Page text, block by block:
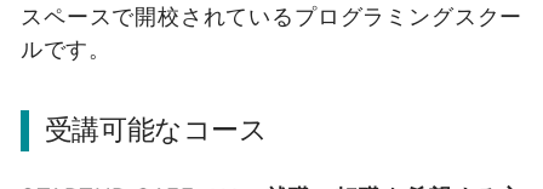
スペースで開校されているプログラミングスクー
ルです。
受講可能なコース